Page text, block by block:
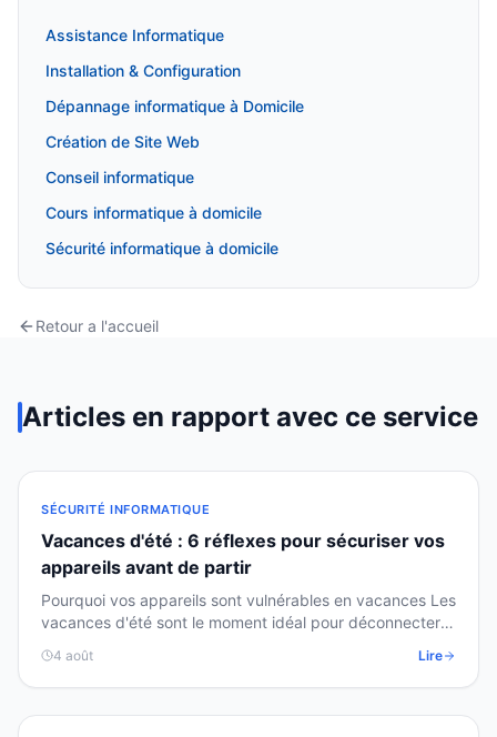
Assistance Informatique
Installation & Configuration
Dépannage informatique à Domicile
Création de Site Web
Conseil informatique
Cours informatique à domicile
Sécurité informatique à domicile
Retour a l'accueil
Articles en rapport avec ce service
SÉCURITÉ INFORMATIQUE
Vacances d'été : 6 réflexes pour sécuriser vos
appareils avant de partir
Pourquoi vos appareils sont vulnérables en vacances Les
vacances d'été sont le moment idéal pour déconnecter…
4 août Lire